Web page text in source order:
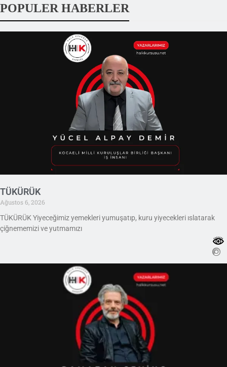
POPULER HABERLER
TÜKÜRÜK
Ağustos 6, 2026
TÜKÜRÜK Yiyeceğimiz yemekleri yumuşatıp, kuru yiyecekleri ıslatarak
çiğnememizi ve yutmamızı